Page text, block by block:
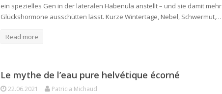
ein spezielles Gen in der lateralen Habenula anstellt – und sie damit mehr
Glückshormone ausschütten lässt. Kurze Wintertage, Nebel, Schwermut,…
Read more
Le mythe de l’eau pure helvétique écorné
22.06.2021 Patricia Michaud